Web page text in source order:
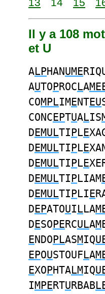
Il y a 108
et U
ALPHANUME
AUTOPROCLA
COMPLIMENTEU
CONCEPTUALIS
DEMULTIPLE
DEMULTIPLE
DEMULTIPLE
DEMULTIPLIAM
DEMULTIPLIE
DEPATOUILLA
DESOPERCULAM
ENDOPLASMIQ
EPOUSTOUFLA
EXOPHTALMIQ
IMPERTURBAB